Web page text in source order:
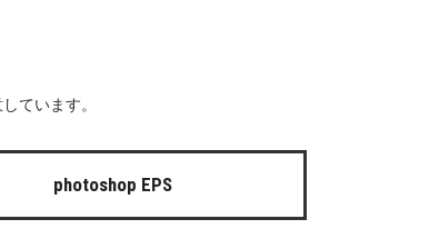
ています。
photoshop EPS